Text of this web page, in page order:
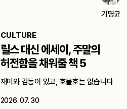
기명균
CULTURE
릴스 대신 에세이, 주말의
허전함을 채워줄 책 5
재미와 감동이 있고, 호불호는 없습니다
2026. 07. 30